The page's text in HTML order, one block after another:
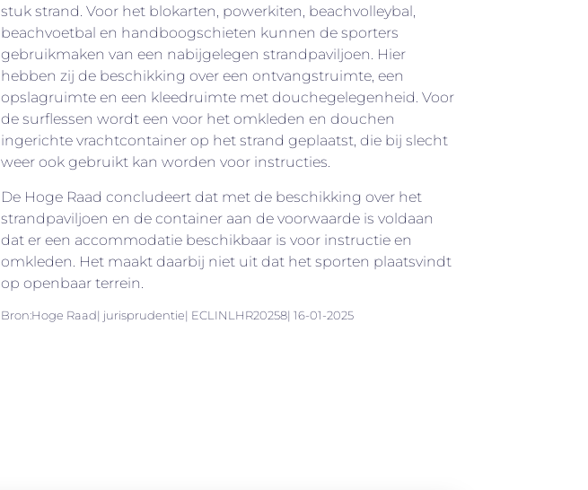
stuk strand. Voor het blokarten, powerkiten, beachvolleybal,
beachvoetbal en handboogschieten kunnen de sporters
gebruikmaken van een nabijgelegen strandpaviljoen. Hier
hebben zij de beschikking over een ontvangstruimte, een
opslagruimte en een kleedruimte met douchegelegenheid. Voor
de surflessen wordt een voor het omkleden en douchen
ingerichte vrachtcontainer op het strand geplaatst, die bij slecht
weer ook gebruikt kan worden voor instructies.
De Hoge Raad concludeert dat met de beschikking over het
strandpaviljoen en de container aan de voorwaarde is voldaan
dat er een accommodatie beschikbaar is voor instructie en
omkleden. Het maakt daarbij niet uit dat het sporten plaatsvindt
op openbaar terrein.
Bron:Hoge Raad| jurisprudentie| ECLINLHR20258| 16-01-2025